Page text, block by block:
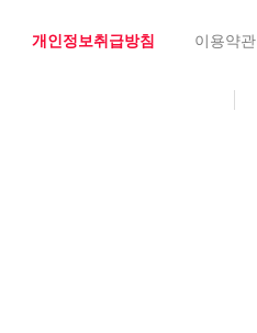
개인정보취급방침 이용약관